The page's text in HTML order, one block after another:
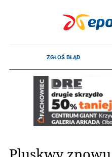
Pluskwy